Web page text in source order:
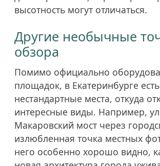
высотность могут отличаться.
Другие необычные
обзора
Помимо официально
площадок, в Екатеринбурге
нестандартные места, откуда
интересные виды. Например,
Макаровский мост через
излюбленная точка местных
него особенно хорошо видно,